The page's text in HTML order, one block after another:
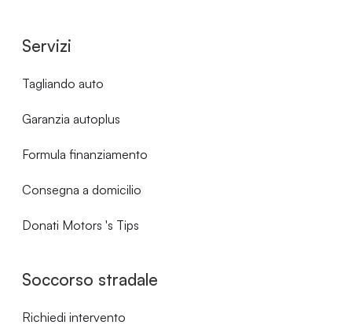
Servizi
Tagliando auto
Garanzia autoplus
Formula finanziamento
Consegna a domicilio
Donati Motors 's Tips
Soccorso stradale
Richiedi intervento